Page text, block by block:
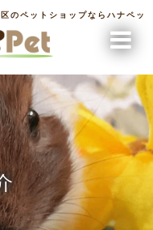
のペットショップならハナペッ